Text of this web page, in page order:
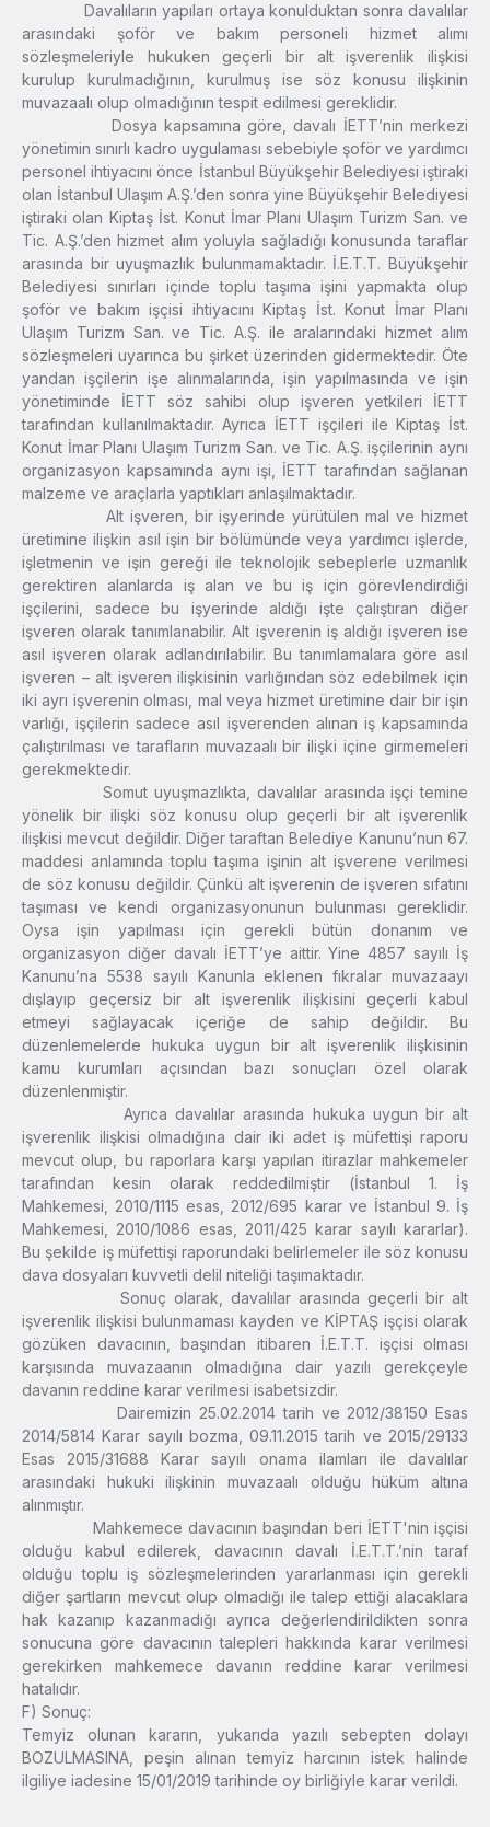
Davalıların yapıları ortaya konulduktan sonra davalılar
arasındaki şoför ve bakım personeli hizmet alımı
sözleşmeleriyle hukuken geçerli bir alt işverenlik ilişkisi
kurulup kurulmadığının, kurulmuş ise söz konusu ilişkinin
muvazaalı olup olmadığının tespit edilmesi gereklidir.
Dosya kapsamına göre, davalı İETT’nin merkezi
yönetimin sınırlı kadro uygulaması sebebiyle şoför ve yardımcı
personel ihtiyacını önce İstanbul Büyükşehir Belediyesi iştiraki
olan İstanbul Ulaşım A.Ş.’den sonra yine Büyükşehir Belediyesi
iştiraki olan Kiptaş İst. Konut İmar Planı Ulaşım Turizm San. ve
Tic. A.Ş.’den hizmet alım yoluyla sağladığı konusunda taraflar
arasında bir uyuşmazlık bulunmamaktadır. İ.E.T.T. Büyükşehir
Belediyesi sınırları içinde toplu taşıma işini yapmakta olup
şoför ve bakım işçisi ihtiyacını Kiptaş İst. Konut İmar Planı
Ulaşım Turizm San. ve Tic. A.Ş. ile aralarındaki hizmet alım
sözleşmeleri uyarınca bu şirket üzerinden gidermektedir. Öte
yandan işçilerin işe alınmalarında, işin yapılmasında ve işin
yönetiminde İETT söz sahibi olup işveren yetkileri İETT
tarafından kullanılmaktadır. Ayrıca İETT işçileri ile Kiptaş İst.
Konut İmar Planı Ulaşım Turizm San. ve Tic. A.Ş. işçilerinin aynı
organizasyon kapsamında aynı işi, İETT tarafından sağlanan
malzeme ve araçlarla yaptıkları anlaşılmaktadır.
Alt işveren, bir işyerinde yürütülen mal ve hizmet
üretimine ilişkin asıl işin bir bölümünde veya yardımcı işlerde,
işletmenin ve işin gereği ile teknolojik sebeplerle uzmanlık
gerektiren alanlarda iş alan ve bu iş için görevlendirdiği
işçilerini, sadece bu işyerinde aldığı işte çalıştıran diğer
işveren olarak tanımlanabilir. Alt işverenin iş aldığı işveren ise
asıl işveren olarak adlandırılabilir. Bu tanımlamalara göre asıl
işveren – alt işveren ilişkisinin varlığından söz edebilmek için
iki ayrı işverenin olması, mal veya hizmet üretimine dair bir işin
varlığı, işçilerin sadece asıl işverenden alınan iş kapsamında
çalıştırılması ve tarafların muvazaalı bir ilişki içine girmemeleri
gerekmektedir.
Somut uyuşmazlıkta, davalılar arasında işçi temine
yönelik bir ilişki söz konusu olup geçerli bir alt işverenlik
ilişkisi mevcut değildir. Diğer taraftan Belediye Kanunu’nun 67.
maddesi anlamında toplu taşıma işinin alt işverene verilmesi
de söz konusu değildir. Çünkü alt işverenin de işveren sıfatını
taşıması ve kendi organizasyonunun bulunması gereklidir.
Oysa işin yapılması için gerekli bütün donanım ve
organizasyon diğer davalı İETT’ye aittir. Yine 4857 sayılı İş
Kanunu’na 5538 sayılı Kanunla eklenen fıkralar muvazaayı
dışlayıp geçersiz bir alt işverenlik ilişkisini geçerli kabul
etmeyi sağlayacak içeriğe de sahip değildir. Bu
düzenlemelerde hukuka uygun bir alt işverenlik ilişkisinin
kamu kurumları açısından bazı sonuçları özel olarak
düzenlenmiştir.
Ayrıca davalılar arasında hukuka uygun bir alt
işverenlik ilişkisi olmadığına dair iki adet iş müfettişi raporu
mevcut olup, bu raporlara karşı yapılan itirazlar mahkemeler
tarafından kesin olarak reddedilmiştir (İstanbul 1. İş
Mahkemesi, 2010/1115 esas, 2012/695 karar ve İstanbul 9. İş
Mahkemesi, 2010/1086 esas, 2011/425 karar sayılı kararlar).
Bu şekilde iş müfettişi raporundaki belirlemeler ile söz konusu
dava dosyaları kuvvetli delil niteliği taşımaktadır.
Sonuç olarak, davalılar arasında geçerli bir alt
işverenlik ilişkisi bulunmaması kayden ve KİPTAŞ işçisi olarak
gözüken davacının, başından itibaren İ.E.T.T. işçisi olması
karşısında muvazaanın olmadığına dair yazılı gerekçeyle
davanın reddine karar verilmesi isabetsizdir.
Dairemizin 25.02.2014 tarih ve 2012/38150 Esas
2014/5814 Karar sayılı bozma, 09.11.2015 tarih ve 2015/29133
Esas 2015/31688 Karar sayılı onama ilamları ile davalılar
arasındaki hukuki ilişkinin muvazaalı olduğu hüküm altına
alınmıştır.
Mahkemece davacının başından beri İETT'nin işçisi
olduğu kabul edilerek, davacının davalı İ.E.T.T.’nin taraf
olduğu toplu iş sözleşmelerinden yararlanması için gerekli
diğer şartların mevcut olup olmadığı ile talep ettiği alacaklara
hak kazanıp kazanmadığı ayrıca değerlendirildikten sonra
sonucuna göre davacının talepleri hakkında karar verilmesi
gerekirken mahkemece davanın reddine karar verilmesi
hatalıdır.
F) Sonuç:
Temyiz olunan kararın, yukarıda yazılı sebepten dolayı
BOZULMASINA, peşin alınan temyiz harcının istek halinde
ilgiliye iadesine 15/01/2019 tarihinde oy birliğiyle karar verildi.